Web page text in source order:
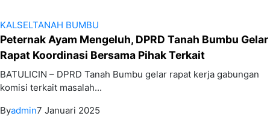
KALSELTANAH BUMBU
Peternak Ayam Mengeluh, DPRD Tanah Bumbu Gelar
Rapat Koordinasi Bersama Pihak Terkait
BATULICIN – DPRD Tanah Bumbu gelar rapat kerja gabungan
komisi terkait masalah...
Byadmin7 Januari 2025